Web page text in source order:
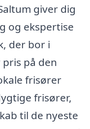
giver dig
og ekspertise
der bor i
på den
frisører
frisører,
til de nyeste